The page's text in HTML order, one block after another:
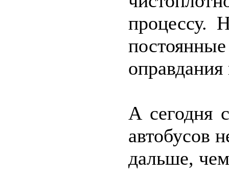
процессу.
А сегодня
автобусов
дальше,